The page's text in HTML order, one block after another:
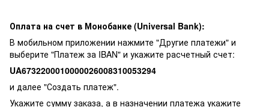
Оплата на счет в Монобанке (Universal Bank):
В мобильном приложении нажмите "Другие платежи" и
выберите "Платеж за IBAN" и укажите расчетный счет:
UA6732200010000026008310053294
и далее "Создать платеж".
Укажите сумму заказа, а в назначении платежа укажите